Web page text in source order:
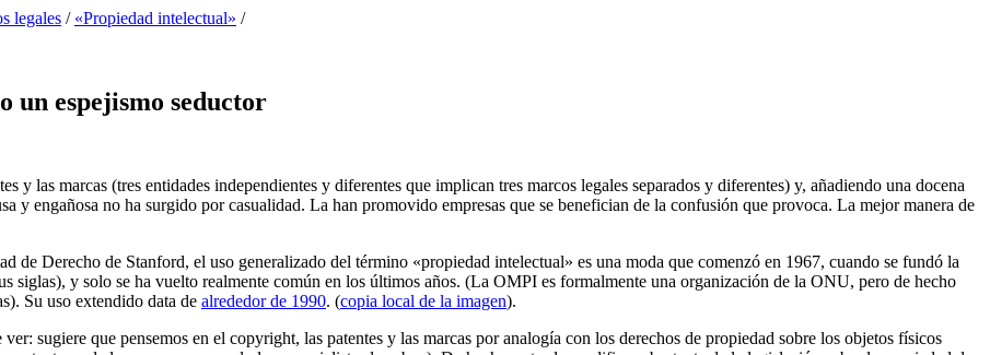
legales / «Propiedad intelectual» /
un espejismo seductor
y las marcas (tres entidades independientes y diferentes que implican tres marcos legales separados y diferentes) y, añadiendo una docena
y engañosa no ha surgido por casualidad. La han promovido empresas que se benefician de la confusión que provoca. La mejor manera de
de Derecho de Stanford, el uso generalizado del término «propiedad intelectual» es una moda que comenzó en 1967, cuando se fundó la
y solo se ha vuelto realmente común en los últimos años. (La OMPI es formalmente una organización de la ONU, pero de hecho
Su uso extendido data de alrededor de 1990. (copia local de la imagen).
sugiere que pensemos en el copyright, las patentes y las marcas por analogía con los derechos de propiedad sobre los objetos físicos